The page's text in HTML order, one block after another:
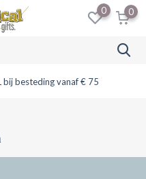
0 0
bij besteding vanaf € 75